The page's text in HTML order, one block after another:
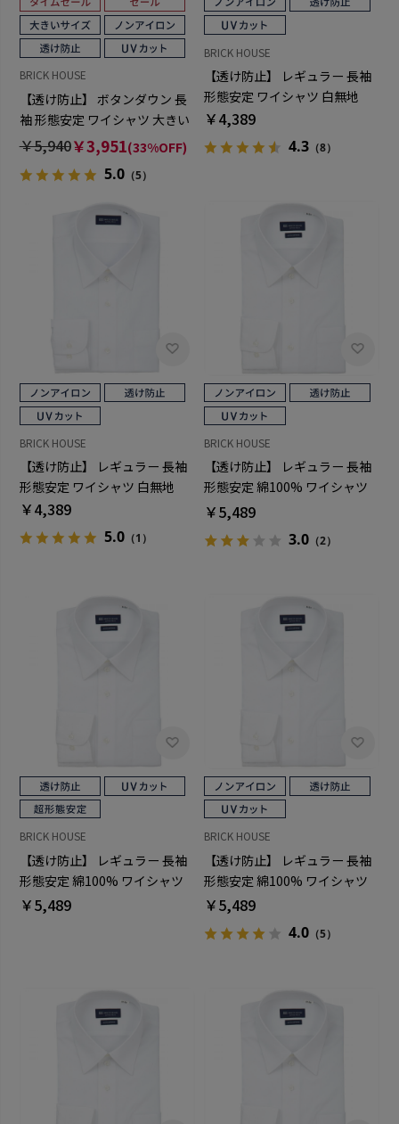
BRICK HOUSE
【透け防止】 ボタンダウン 長
袖 形態安定 ワイシャツ 大きい
サイズ
￥5,940￥3,951(33%OFF)
5.0（5）
BRICK HOUSE
【透け防止】 レギュラー 長袖
形態安定 ワイシャツ 白無地
￥4,389
4.3 （8）
BRICK HOUSE
【透け防止】 レギュラー 長袖
形態安定 ワイシャツ 白無地
￥4,389
5.0（1）
BRICK HOUSE
【透け防止】 レギュラー 長袖
形態安定 綿100% ワイシャツ
白無地
￥5,489
3.0 （2）
BRICK HOUSE
【透け防止】 レギュラー 長袖
形態安定 綿100% ワイシャツ
白無地
￥5,489
BRICK HOUSE
【透け防止】 レギュラー 長袖
形態安定 綿100% ワイシャツ
白無地
￥5,489
4.0 （5）